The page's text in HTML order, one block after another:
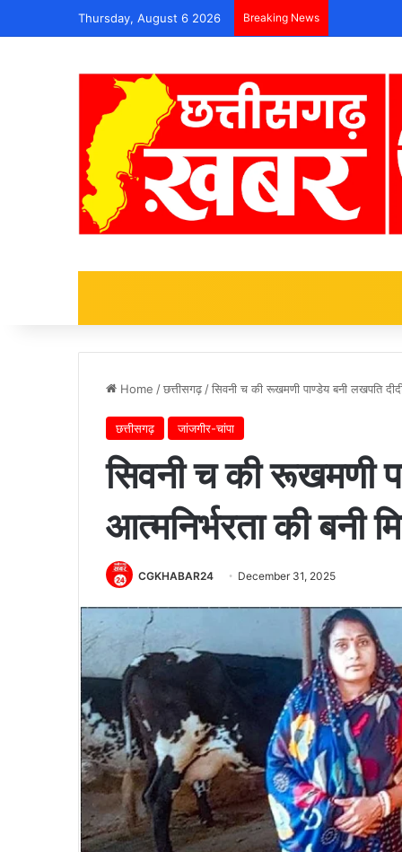
Thursday, August 6 2026 Breaking News
Home /छत्तीसगढ़ /सिवनी च की रूखमणी पाण्डेय बनी लखपति
छत्तीसगढ़ जांजगीर-चांपा
सिवनी च की रूखमणी
आत्मनिर्भरता की बनी
CGKHABAR24 December 31, 2025